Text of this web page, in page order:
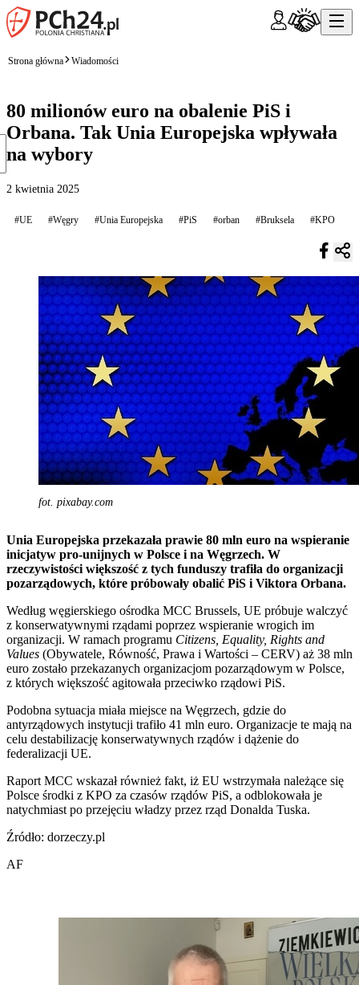
Strona główna Wiadomości
80 milionów euro na obalenie PiS i
Orbana. Tak Unia Europejska wpływała
na wybory
2 kwietnia 2025
#UE #Węgry #Unia Europejska #PiS #orban #Bruksela #KPO
fot. pixabay.com
Unia Europejska przekazała prawie 80 mln euro na wspieranie
inicjatyw pro-unijnych w Polsce i na Węgrzech. W
rzeczywistości większość z tych funduszy trafiła do organizacji
pozarządowych, które próbowały obalić PiS i Viktora Orbana.
Według węgierskiego ośrodka MCC Brussels, UE próbuje walczyć
z konserwatywnymi rządami poprzez wspieranie wrogich im
organizacji. W ramach programu Citizens, Equality, Rights and
Values (Obywatele, Równość, Prawa i Wartości – CERV) aż 38 mln
euro zostało przekazanych organizacjom pozarządowym w Polsce,
z których większość agitowała przeciwko rządowi PiS.
Podobna sytuacja miała miejsce na Węgrzech, gdzie do
antyrządowych instytucji trafiło 41 mln euro. Organizacje te mają na
celu destabilizację konserwatywnych rządów i dążenie do
federalizacji UE.
Raport MCC wskazał również fakt, iż EU wstrzymała należące się
Polsce środki z KPO za czasów rządów PiS, a odblokowała je
natychmiast po przejęciu władzy przez rząd Donalda Tuska.
Źródło: dorzeczy.pl
AF